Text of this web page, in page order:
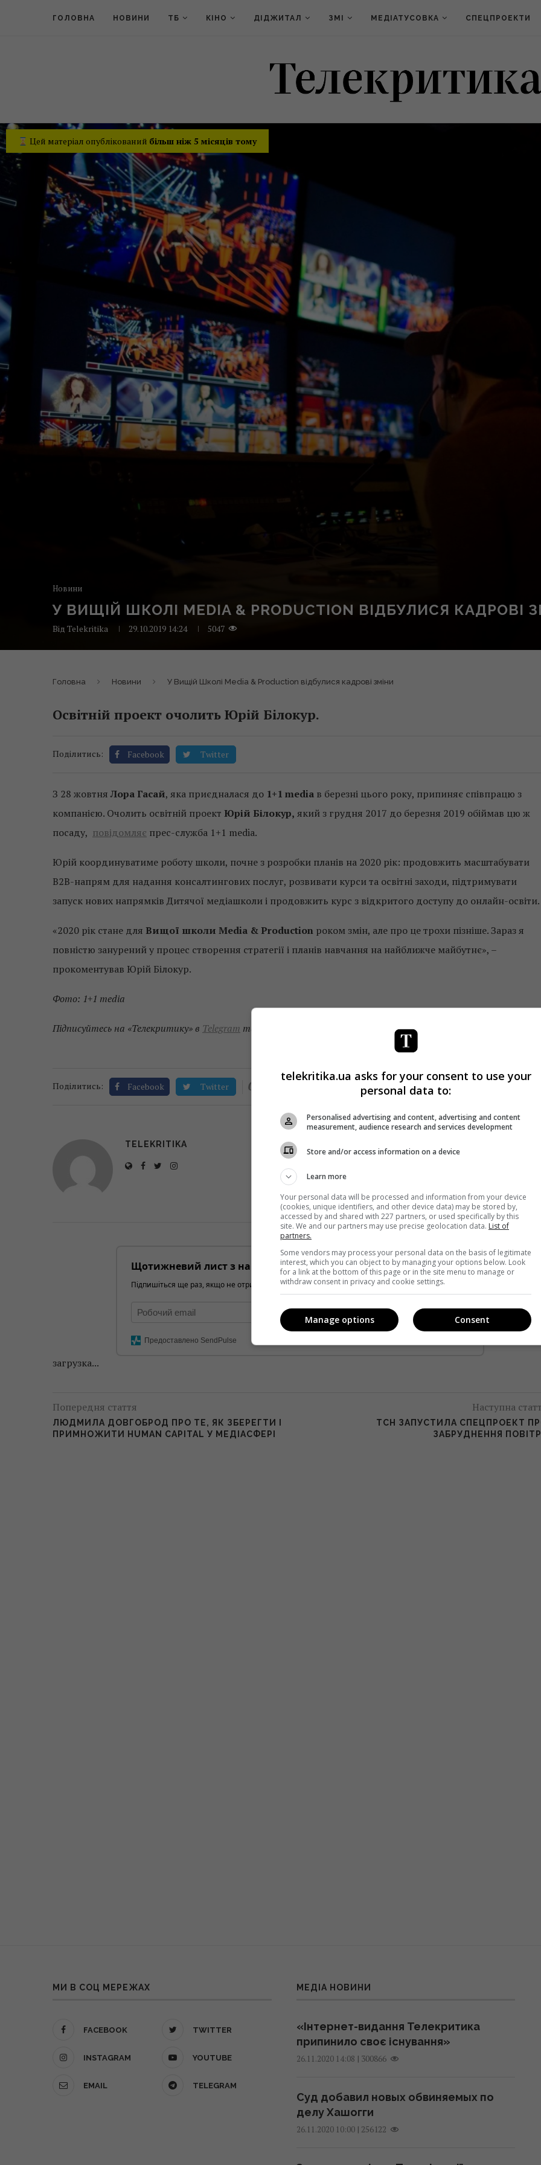
ГОЛОВНА НОВИНИ ТБ КІНО ДІДЖИТАЛ ЗМІ МЕДІАТУСОВКА СПЕЦПРОЕКТИ
Цей матеріал опублікований більш ніж 5 місяців тому
Новини
У ВИЩІЙ ШКОЛІ MEDIA & PRODUCTION ВІДБУЛИСЯ КАДРОВІ
Від Telekritika 29.10.2019 14:24 5047
Головна Новини У Вищій Школі Media & Production відбулися кадрові зміни
Освітній проект очолить Юрій Білокур.
Поділитись: Facebook Twitter
З 28 жовтняЛора Гасай, яка приєдналася до 1+1 media в березні цього року, припиняє співпрацю з
компанією. Очолить освітній проект Юрій Білокур, який з грудня 2017 до березня 2019 обіймав цю ж
посаду, повідомляє прес-служба 1+1 media.
Юрій координуватиме роботу школи, почне з розробки планів на 2020 рік: продовжить масштабувати
B2B-напрям для надання консалтингових послуг, розвивати курси та освітні заходи, підтримувати
запуск нових напрямків Дитячої медіашколи і продовжить курс з відкритого доступу до онлайн-освіти.
«2020 рік стане для Вищої школи Media & Production роком змін, але про це трохи пізніше. Зараз я
повністю занурений у процес створення стратегії і планів навчання на найближче майбутнє», –
прокоментував Юрій Білокур.
Фото: 1+1 media
Підписуйтесь на «Телекритику» в Telegram та
Поділитись: Facebook Twitter 0
TELEKRITIKA
Щотижневий лист з найцікавішим. Пишемо з любов'ю !
Підпишіться ще раз, якщо не отримуєте від нас листи
* Підписатись→
Предоставлено SendPulse
загрузка...
Попередня стаття
ЛЮДМИЛА ДОВГОБРОД ПРО ТЕ, ЯК ЗБЕРЕГТИ І
ПРИМНОЖИТИ HUMAN CAPITAL У МЕДІАСФЕРІ
Наступна
ТСН ЗАПУСТИЛА СПЕЦПРОЕКТ
ЗАБРУДНЕННЯ
МИ В СОЦ МЕРЕЖАХ
FACEBOOK TWITTER
INSTAGRAM YOUTUBE
EMAIL TELEGRAM
МЕДІА НОВИНИ
«Інтернет-видання Телекритика
припинило своє існування»
26.11.2020 14:08 | 300866
Суд добавил новых обвиняемых по
делу Хашогги
26.11.2020 10:00| 256122
telekritika.ua asks for your consent to use your
personal data to:
Personalised advertising and content, advertising and content
measurement, audience research and services development
Store and/or access information on a device
Learn more
Your personal data will be processed and information from your device
(cookies, unique identifiers, and other device data) may be stored by,
accessed by and shared with 227 partners, or used specifically by this
site. We and our partners may use precise geolocation data. List of
partners.
Some vendors may process your personal data on the basis of legitimate
interest, which you can object to by managing your options below. Look
for a link at the bottom of this page or in the site menu to manage or
withdraw consent in privacy and cookie settings.
Consent
Manage options